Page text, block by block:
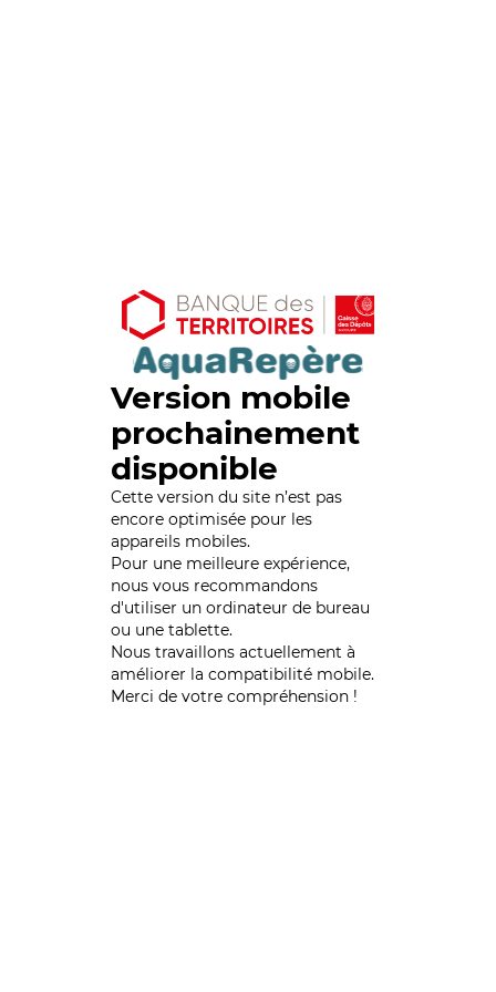
Version mobile
prochainement
disponible
Cette version du site n’est pas
encore optimisée pour les
appareils mobiles.
Pour une meilleure expérience,
nous vous recommandons
d'utiliser un ordinateur de bureau
ou une tablette.
Nous travaillons actuellement à
améliorer la compatibilité mobile.
Merci de votre compréhension !